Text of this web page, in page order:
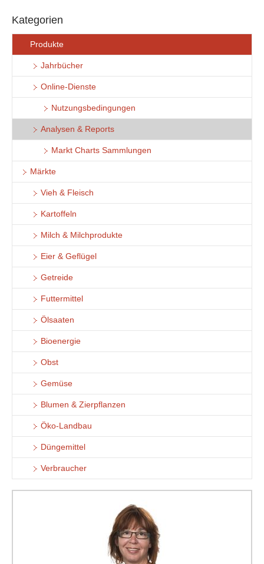
Kategorien
Produkte
Jahrbücher
Online-Dienste
Nutzungsbedingungen
Analysen & Reports
Markt Charts Sammlungen
Märkte
Vieh & Fleisch
Kartoffeln
Milch & Milchprodukte
Eier & Geflügel
Getreide
Futtermittel
Ölsaaten
Bioenergie
Obst
Gemüse
Blumen & Zierpflanzen
Öko-Landbau
Düngemittel
Verbraucher